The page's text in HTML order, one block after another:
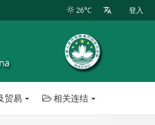
26°C 登入
贸易 相关连结